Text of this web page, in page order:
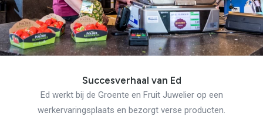
Succesverhaal van Ed
Ed werkt bij de Groente en Fruit Juwelier op een
werkervaringsplaats en bezorgt verse producten.